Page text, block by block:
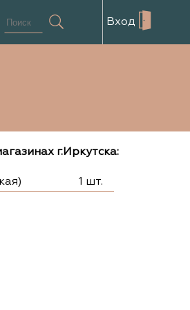
Вход
г.Иркутска:
1 шт.